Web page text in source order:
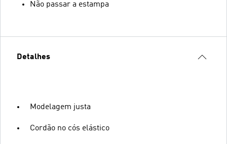
Não passar a estampa
Detalhes
Modelagem justa
Cordão no cós elástico